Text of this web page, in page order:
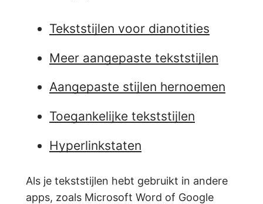
Tekststijlen voor dianotities
Meer aangepaste tekststijlen
Aangepaste stijlen hernoemen
Toegankelijke tekststijlen
Hyperlinkstaten
Als je tekststijlen hebt gebruikt in andere
apps, zoals Microsoft Word of Google